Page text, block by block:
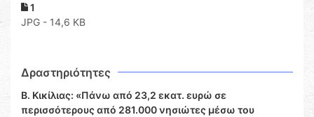
1
JPG - 14,6 KB
Δραστηριότητες
Β. Κικίλιας: «Πάνω από 23,2 εκατ. ευρώ σε
περισσότερους από 281.000 νησιώτες μέσω του